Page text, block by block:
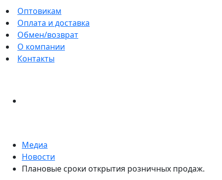
Оптовикам
Оплата и доставка
Обмен/возврат
О компании
Контакты
Медиа
Новости
Плановые сроки открытия розничных продаж.